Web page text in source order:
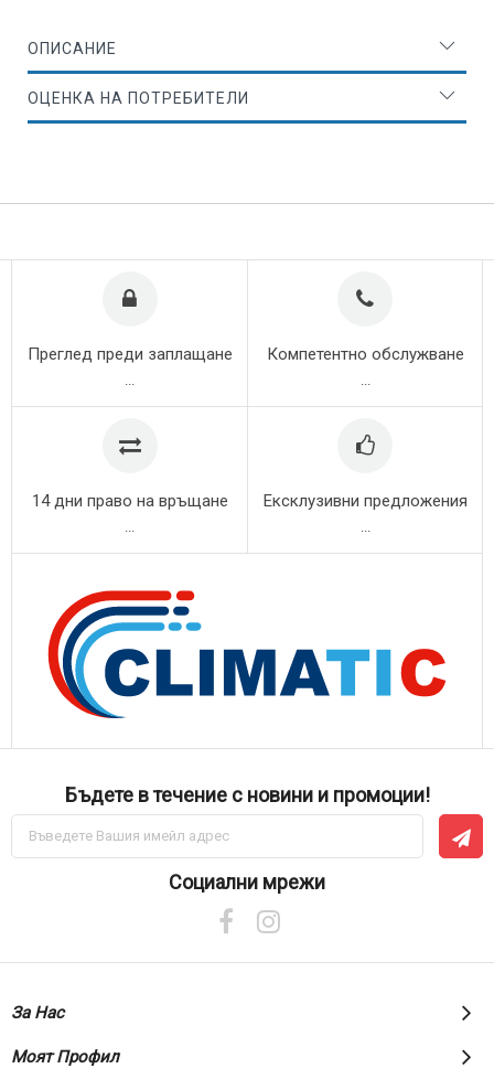
ОПИСАНИЕ
ОЦЕНКА НА ПОТРЕБИТЕЛИ
Преглед преди заплащане Компетентно обслужване
14 дни право на връщане Ексклузивни предложения
Бъдете в течение с новини и промоции!
Абонирай
за
Социални мрежи
За Нас
Моят Профил